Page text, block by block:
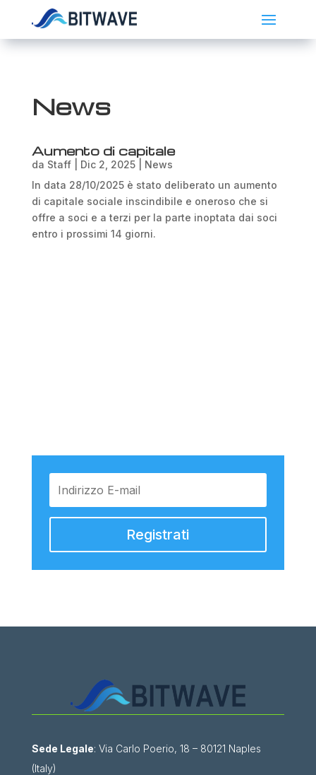
News
Aumento di capitale
da Staff| Dic 2, 2025| News
In data 28/10/2025 è stato deliberato un aumento
di capitale sociale inscindibile e oneroso che si
offre a soci e a terzi per la parte inoptata dai soci
entro i prossimi 14 giorni.
Registrati
Sede Legale: Via Carlo Poerio, 18 – 80121 Naples
(Italy)